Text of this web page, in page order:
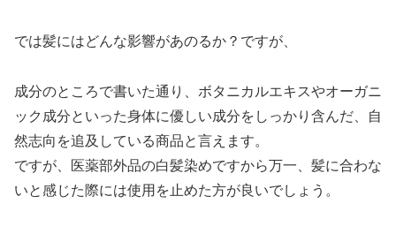
では髪にはどんな影響があのるか？ですが、
成分のところで書いた通り、ボタニカルエキスやオーガニ
ック成分といった身体に優しい成分をしっかり含んだ、自
然志向を追及している商品と言えます。
ですが、医薬部外品の白髪染めですから万一、髪に合わな
いと感じた際には使用を止めた方が良いでしょう。